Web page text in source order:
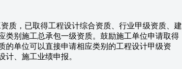
，已取得工程设计综合资质、行业甲级资质、建
类别施工总承包一级资质。鼓励施工单位申请取得
的单位可以直接申请相应类别的工程设计甲级资
计、施工业绩申报。